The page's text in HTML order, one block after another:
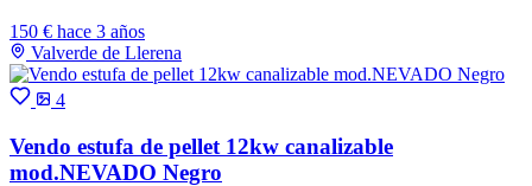
150 € hace 3 años
Valverde de Llerena
4
Vendo estufa de pellet 12kw canalizable
mod.NEVADO Negro